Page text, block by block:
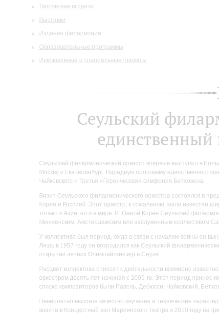
Творческие встречи
Выставки
Издания филармонии
Образовательные программы
Инклюзивные и специальные проекты
Сеульский
единственный
Сеульский филармонический оркестр впервые выступил в
Москву и Екатеринбург. Парадную программу единственного
Чайковского и Третья «Героическая» симфония Бетховена.
Визит Сеульского филармонического оркестра состоялся в
Корея и Россией. Этот оркестр, к сожалению, мало известен
только в Азии, но и в мире. В Южной Корее Сеульский
Мюнхенским, Амстердамским или заслуженным коллективом
У коллектива был период, когда в связи с началом войны он
Лишь в 1957 году он возродился как Сеульский
открытии летних Олимпийских игр в Сеуле.
Расцвет коллектива относят к деятельности всемирно
оркестром десять лет начиная с 2005-го. Этот период
списке композиторов были Равель, Дебюсси, Чайковский,
Невероятно высокое качество звучания и технические
визита в Концертный зал Мариинского театра в 2010 году на